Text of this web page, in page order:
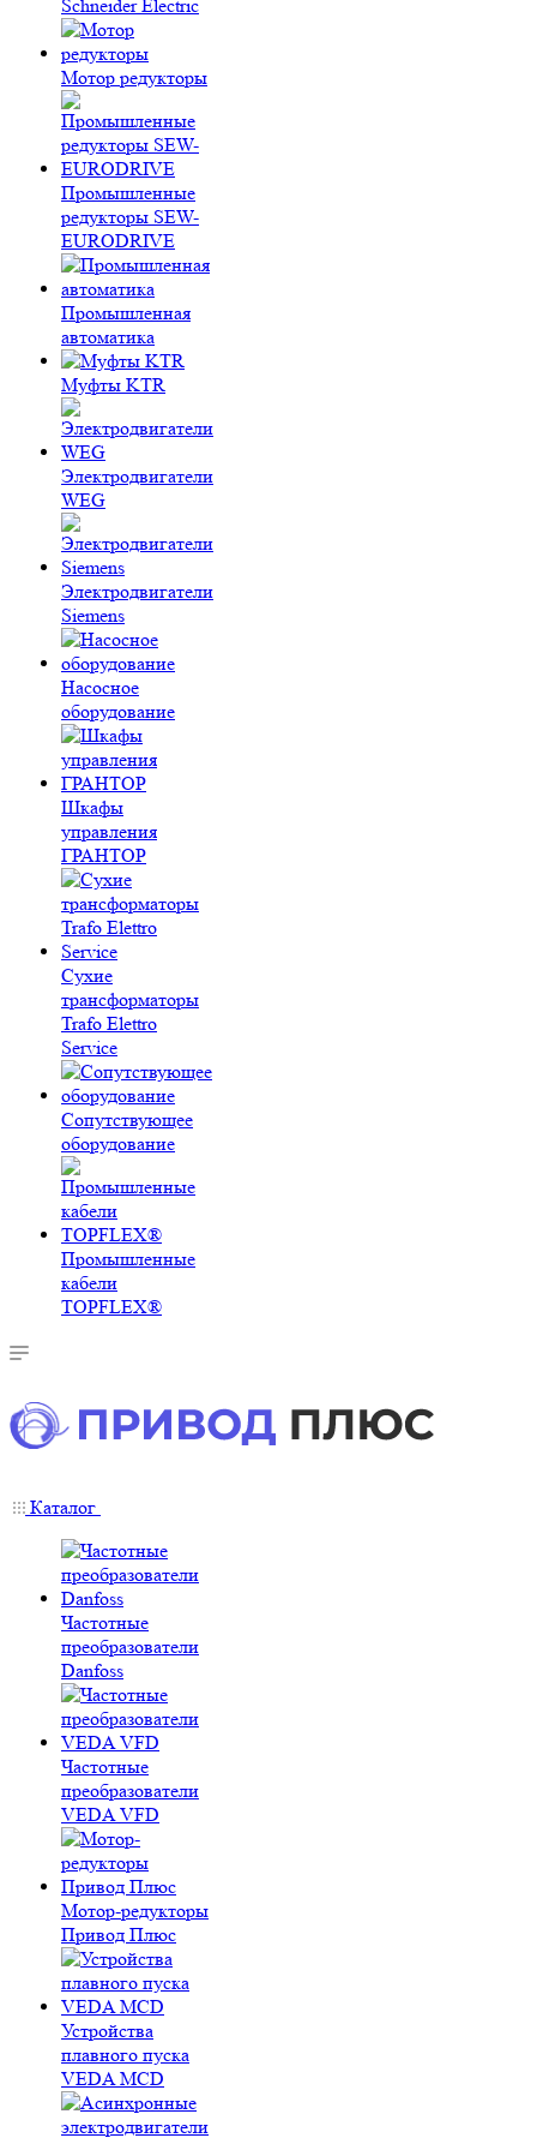
Schneider Electric
Мотор редукторы
Промышленные
редукторы SEW-
EURODRIVE
Промышленная
автоматика
Муфты KTR
Электродвигатели
WEG
Электродвигатели
Siemens
Насосное
оборудование
Шкафы
управления
ГРАНТОР
Сухие
трансформаторы
Trafo Elettro
Service
Сопутствующее
оборудование
Промышленные
кабели
TOPFLEX®
Каталог
Частотные
преобразователи
Danfoss
Частотные
преобразователи
VEDA VFD
Мотор-редукторы
Привод Плюс
Устройства
плавного пуска
VEDA MCD